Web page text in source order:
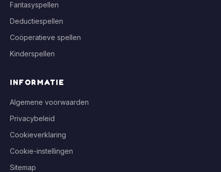
Fantasyspellen
Deductiespellen
Coöperatieve spellen
Kinderspellen
INFORMATIE
Algemene voorwaarden
Privacybeleid
Cookieverklaring
Cookie-instellingen
Sitemap